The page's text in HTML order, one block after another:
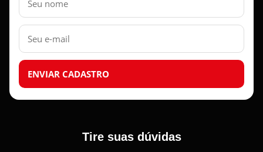
E-
mail
ENVIAR CADASTRO
Tire suas dúvidas